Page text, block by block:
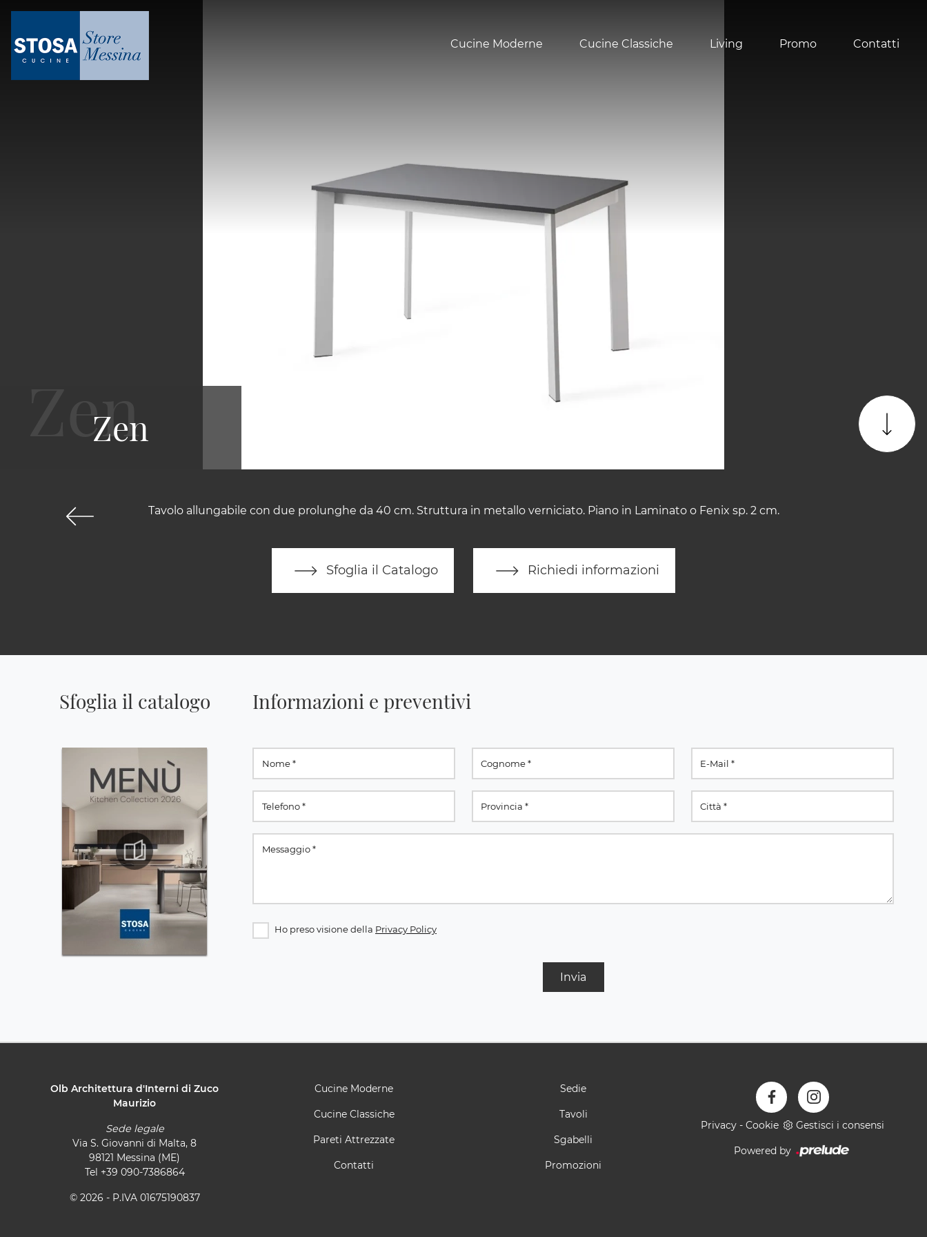
Cucine Moderne Cucine Classiche Living Promo Contatti
Tavolo allungabile con due prolunghe da 40 cm. Struttura in metallo verniciato. Piano in Laminato o Fenix sp. 2 cm.
Sfoglia il Catalogo Richiedi informazioni
Zen
Sfoglia il catalogo Informazioni e preventivi
Ho preso visione della Privacy Policy
Invia
Olb Architettura d'Interni di Zuco
Maurizio
Sede legale
Via S. Giovanni di Malta, 8
98121 Messina (ME)
Tel +39 090-7386864
© 2026 - P.IVA 01675190837
Cucine Moderne
Cucine Classiche
Pareti Attrezzate
Contatti
Sedie
Tavoli
Sgabelli
Promozioni
Privacy - Cookie Gestisci i consensi
Powered by